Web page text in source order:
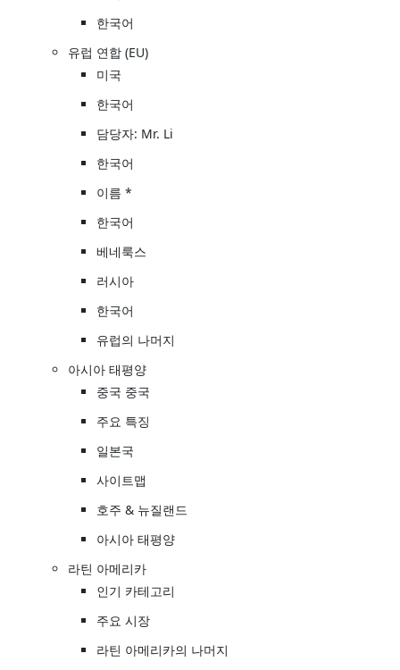
한국어
유럽 연합 (EU)
미국
한국어
담당자: Mr. Li
한국어
이름 *
한국어
베네룩스
러시아
한국어
유럽의 나머지
아시아 태평양
중국 중국
주요 특징
일본국
사이트맵
호주 & 뉴질랜드
아시아 태평양
라틴 아메리카
인기 카테고리
주요 시장
라틴 아메리카의 나머지